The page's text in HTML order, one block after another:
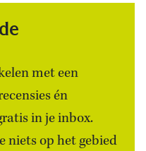
met een
én
in je inbox.
niets op het gebied